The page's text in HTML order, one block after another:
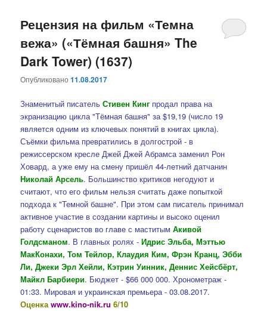
Рецензия на фильм «Темна
вежа» («Тёмная башня» The
Dark Tower) (1637)
Опубликовано11.08.2017
Знаменитый писательСтивен Кинг продал права на
экранизацию цикла "Тёмная башня" за $19,19 (число 19
является одним из ключевых понятий в книгах цикла).
Съёмки фильма превратились в долгострой - в
режиссерском кресле Джей Джей Абрамса заменил Рон
Ховард, а уже ему на смену пришёл 44-летний датчанин
Николай Арсель. Большинство критиков негодуют и
считают, что его фильм нельзя считать даже попыткой
подхода к "Темной башне". При этом сам писатель принимал
активное участие в создании картины и высоко оценил
работу сценаристов во главе с маститым Акивой
Голдсманом. В главных ролях - Идрис Эльба, Мэттью
МакКонахи, Том Тейлор, Клаудия Ким, Фрэн Кранц, Эбби
Ли, Джеки Эрл Хейли, Кэтрин Уинник, Деннис Хейсбёрт,
Майкл Барбиери. Бюджет - $66 000 000. Хронометраж -
01:33. Мировая и украинская премьера - 03.08.2017.
Оценкаwww.kino-nik.ru 6/10